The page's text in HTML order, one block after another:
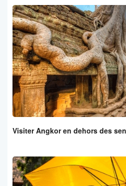
Visiter Angkor en dehors des